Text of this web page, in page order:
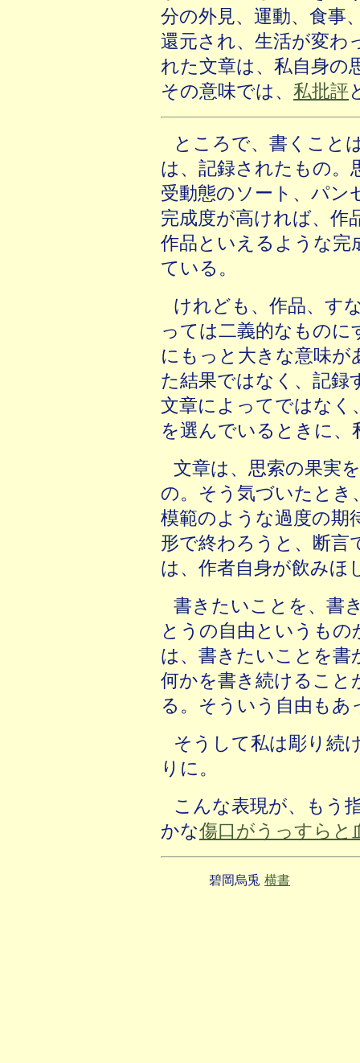
分の外見、運動、食事
還元され、生活が変わ
れた文章は、私自身の
その意味では、 私批評
ところで、書くこと
は、記録されたもの。
受動態のソート、パン
完成度が高ければ、作
作品といえるような完
ている。
けれども、作品、す
っては二義的なもの
にもっと大きな意味が
た結果ではなく、記録
文章によってではなく
を選んでいるときに
文章は、思索の果実
の。そう気づいたとき
模範のような過度の期
形で終わろうと、断言
は、作者自身が飲みほ
書きたいことを、書
とうの自由というも
は、書きたいことを
何かを書き続けること
る。そういう自由もあ
そうして私は彫り続
りに。
こんな表現が、もう
かな傷口がうっすらと
碧岡烏兎 横書